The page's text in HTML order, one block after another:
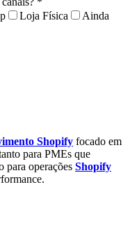
Loja Física
Ainda
Shopify focado em
para PMEs que
para operações Shopify